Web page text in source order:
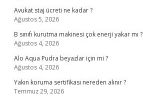
Avukat staj ücreti ne kadar ?
Ağustos 5, 2026
B sınıfı kurutma makinesi çok enerji yakar mı ?
Ağustos 4, 2026
Alo Aqua Pudra beyazlar için mi ?
Ağustos 4, 2026
Yakın koruma sertifikası nereden alınır ?
Temmuz 29, 2026